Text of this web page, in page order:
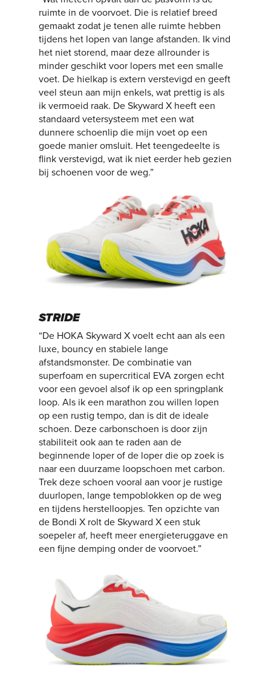
ruimte in de voorvoet. Die is relatief breed
gemaakt zodat je tenen alle ruimte hebben
tijdens het lopen van lange afstanden. Ik vind
het niet storend, maar deze allrounder is
minder geschikt voor lopers met een smalle
voet. De hielkap is extern verstevigd en geeft
veel steun aan mijn enkels, wat prettig is als
ik vermoeid raak. De Skyward X heeft een
standaard vetersysteem met een wat
dunnere schoenlip die mijn voet op een
goede manier omsluit. Het teengedeelte is
flink verstevigd, wat ik niet eerder heb gezien
bij schoenen voor de weg.”
STRIDE
“De HOKA Skyward X voelt echt aan als een
luxe, bouncy en stabiele lange
afstandsmonster. De combinatie van
superfoam en supercritical EVA zorgen echt
voor een gevoel alsof ik op een springplank
loop. Als ik een marathon zou willen lopen
op een rustig tempo, dan is dit de ideale
schoen. Deze carbonschoen is door zijn
stabiliteit ook aan te raden aan de
beginnende loper of de loper die op zoek is
naar een duurzame loopschoen met carbon.
Trek deze schoen vooral aan voor je rustige
duurlopen, lange tempoblokken op de weg
en tijdens herstelloopjes. Ten opzichte van
de Bondi X rolt de Skyward X een stuk
soepeler af, heeft meer energieteruggave en
een fijne demping onder de voorvoet.”